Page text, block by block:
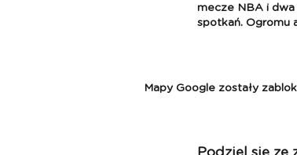
mecze NBA i dwa
spotkań. Ogromu
Wizards - Denver
NBA
Mapy Google zostały
Podziel się ze